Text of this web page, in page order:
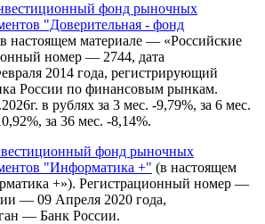
фонд рыночных
"Доверительная - фонд
настоящем материале — «Российские
номер — 2744, дата
2014 года, регистрирующий
России по финансовым рынкам.
в рублях за 3 мес. -9,79%, за 6 мес.
за 36 мес. -8,14%.
фонд рыночных
"Информатика +" (в настоящем
+»). Регистрационный номер —
— 09 Апреля 2020 года,
— Банк России.